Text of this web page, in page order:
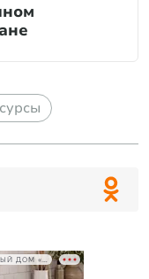
РЕКЛАМА • ООО СТРОИТЕЛЬНЫЙ ТОРГОВЫЙ ДОМ «ПЕТРОВИЧ», ИНН 7802348846